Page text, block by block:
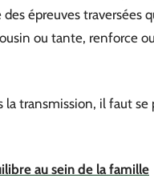
épreuves traversées
ou tante, renforce
transmission, il faut se
au sein de la famille